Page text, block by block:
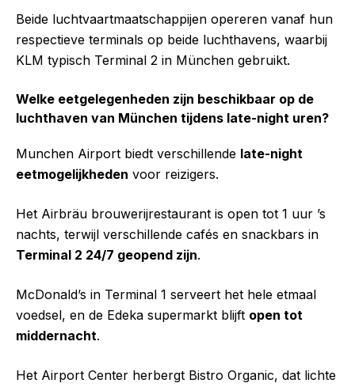
Beide luchtvaartmaatschappijen opereren vanaf hun
respectieve terminals op beide luchthavens, waarbij
KLM typisch Terminal 2 in München gebruikt.
Welke eetgelegenheden zijn beschikbaar op de
luchthaven van München tijdens late-night uren?
Munchen Airport biedt verschillende late-night
eetmogelijkheden voor reizigers.
Het Airbräu brouwerijrestaurant is open tot 1 uur ’s
nachts, terwijl verschillende cafés en snackbars in
Terminal 2 24/7 geopend zijn.
McDonald’s in Terminal 1 serveert het hele etmaal
voedsel, en de Edeka supermarkt blijft open tot
middernacht.
Het Airport Center herbergt Bistro Organic, dat lichte